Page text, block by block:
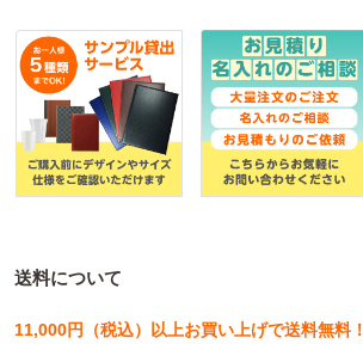
送料について
11,000円（税込）以上お買い上げで送料無料！